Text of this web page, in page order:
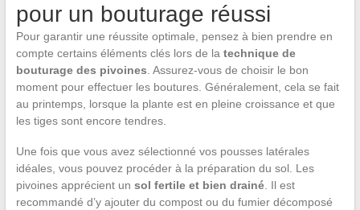
pour un bouturage réussi
Pour garantir une réussite optimale, pensez à bien prendre en
compte certains éléments clés lors de la technique de
bouturage des pivoines. Assurez-vous de choisir le bon
moment pour effectuer les boutures. Généralement, cela se fait
au printemps, lorsque la plante est en pleine croissance et que
les tiges sont encore tendres.
Une fois que vous avez sélectionné vos pousses latérales
idéales, vous pouvez procéder à la préparation du sol. Les
pivoines apprécient un sol fertile et bien drainé. Il est
recommandé d’y ajouter du compost ou du fumier décomposé